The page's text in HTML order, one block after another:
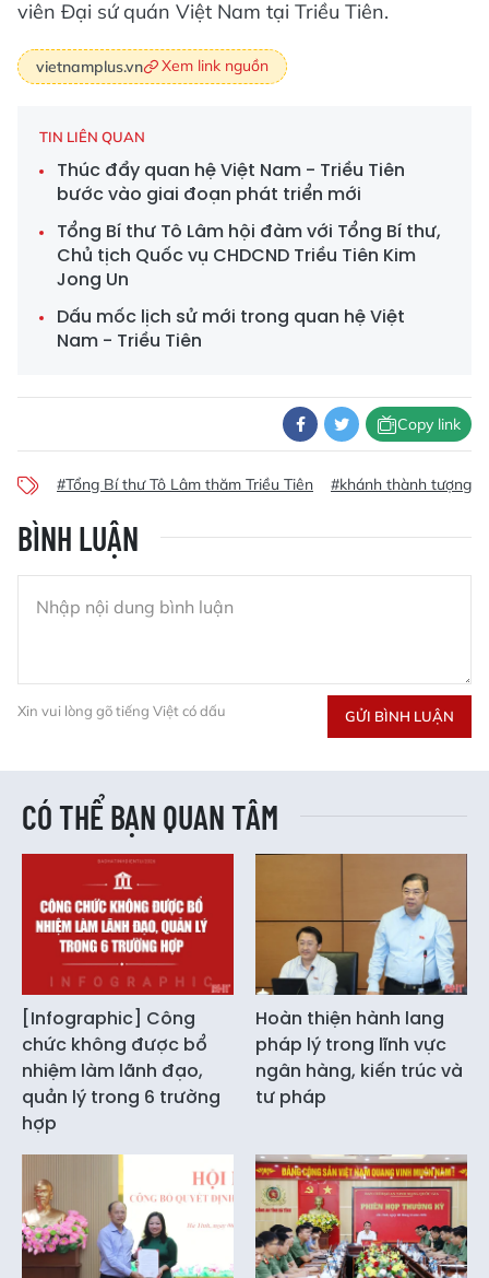
viên Đại sứ quán Việt Nam tại Triều Tiên.
vietnamplus.vn Xem link nguồn
TIN LIÊN QUAN
Thúc đẩy quan hệ Việt Nam - Triều Tiên
bước vào giai đoạn phát triển mới
Tổng Bí thư Tô Lâm hội đàm với Tổng Bí thư,
Chủ tịch Quốc vụ CHDCND Triều Tiên Kim
Jong Un
Dấu mốc lịch sử mới trong quan hệ Việt
Nam - Triều Tiên
Copy link
#Tổng Bí thư Tô Lâm thăm Triều Tiên #khánh thành tượng
BÌNH LUẬN
Xin vui lòng gõ tiếng Việt có dấu GỬI BÌNH LUẬN
CÓ THỂ BẠN QUAN TÂM
[Infographic] Công
chức không được bổ
nhiệm làm lãnh đạo,
quản lý trong 6 trường
hợp
Hoàn thiện hành lang
pháp lý trong lĩnh vực
ngân hàng, kiến trúc và
tư pháp